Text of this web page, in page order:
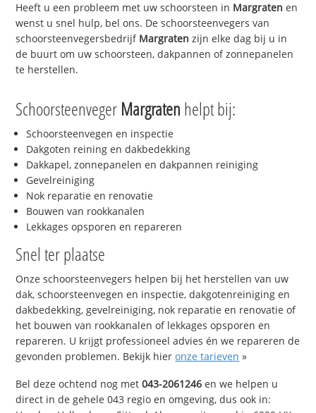
Heeft u een probleem met uw schoorsteen in Margraten en
wenst u snel hulp, bel ons. De schoorsteenvegers van
schoorsteenvegersbedrijf Margraten zijn elke dag bij u in
de buurt om uw schoorsteen, dakpannen of zonnepanelen
te herstellen.
Schoorsteenveger Margraten helpt bij:
Schoorsteenvegen en inspectie
Dakgoten reining en dakbedekking
Dakkapel, zonnepanelen en dakpannen reiniging
Gevelreiniging
Nok reparatie en renovatie
Bouwen van rookkanalen
Lekkages opsporen en repareren
Snel ter plaatse
Onze schoorsteenvegers helpen bij het herstellen van uw
dak, schoorsteenvegen en inspectie, dakgotenreiniging en
dakbedekking, gevelreiniging, nok reparatie en renovatie of
het bouwen van rookkanalen of lekkages opsporen en
repareren. U krijgt professioneel advies én we repareren de
gevonden problemen. Bekijk hieronze tarieven »
Bel deze ochtend nog met043-2061246 en we helpen u
direct in de gehele 043 regio en omgeving, dus ook in: